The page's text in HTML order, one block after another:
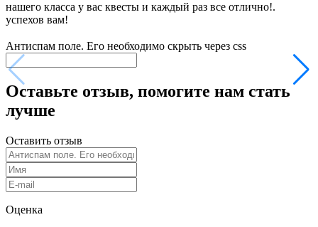
нашего класса у вас квесты и каждый раз все отлично!.
успехов вам!
Антиспам поле. Его необходимо скрыть через css
Оставьте отзыв, помогите нам стать
лучше
Оставить отзыв
Оценка